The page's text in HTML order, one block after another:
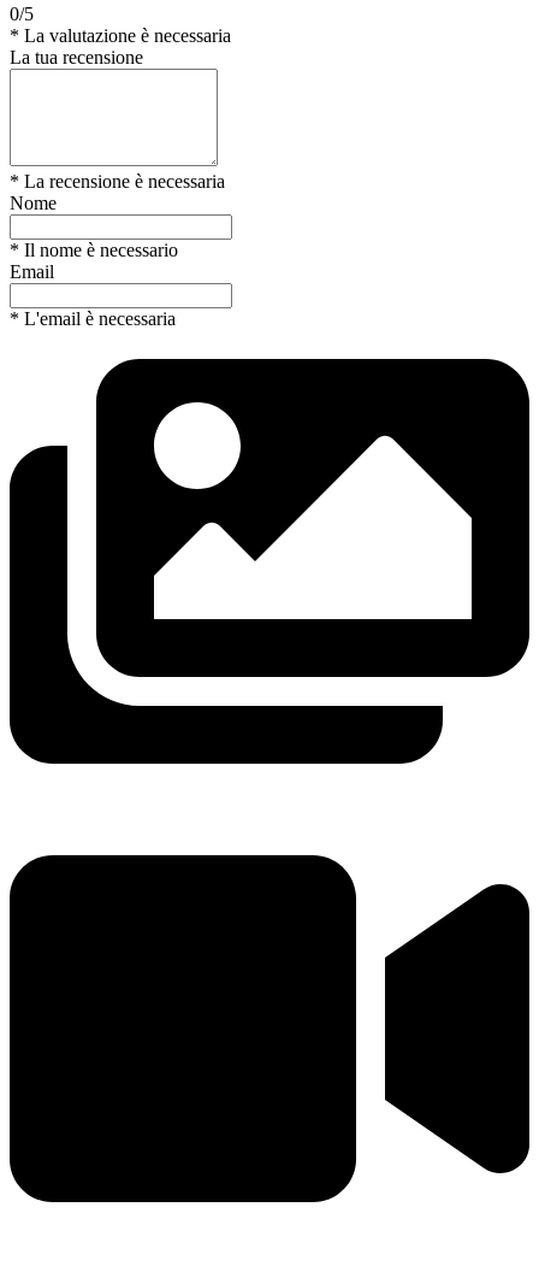
0/5
* La valutazione è necessaria
La tua recensione
* La recensione è necessaria
Nome
* Il nome è necessario
Email
* L'email è necessaria